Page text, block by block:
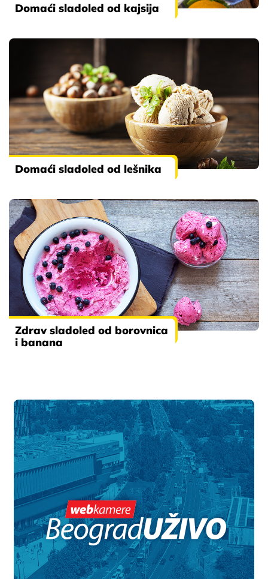
Domaći sladoled od kajsija
Domaći sladoled od lešnika
Zdrav sladoled od borovnica
i banana